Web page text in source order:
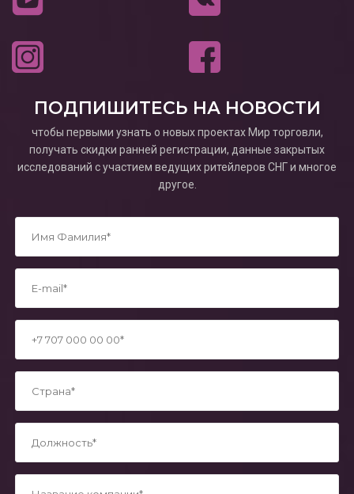
ПОДПИШИТЕСЬ НА НОВОСТИ
чтобы первыми узнать о новых проектах Мир торговли,
получать скидки ранней регистрации, данные закрытых
исследований с участием ведущих ритейлеров СНГ и многое
другое.